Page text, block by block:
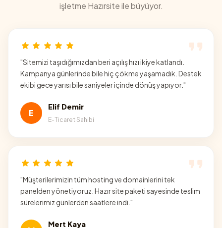
işletme Hazırsite ile büyüyor.
"Sitemizi taşıdığımızdan beri açılış hızı ikiye katlandı.
Kampanya günlerinde bile hiç çökme yaşamadık. Destek
ekibi gece yarısı bile saniyeler içinde dönüş yapıyor."
E
Elif Demir
E-Ticaret Sahibi
"Müşterilerimizin tüm hosting ve domainlerini tek
panelden yönetiyoruz. Hazır site paketi sayesinde teslim
sürelerimiz günlerden saatlere indi. "
Mert Kaya